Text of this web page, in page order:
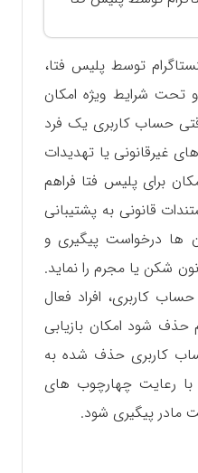
توسط پلیس فتا،
شرایط ویژه امکان
حساب کاربری یک فرد
غیرقانونی یا تهدیدات
برای پلیس فتا فراهم
قانونی به پشتیبانی
ها درخواست پیگیری و
شکن یا مجرم را نماید.
کاربری، افراد فعال
حذف شود امکان بازیابی
کاربری حذف شده به
رعایت چهارچوب های
مادر پیگیری شود.